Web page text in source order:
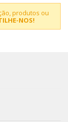
produtos ou
NOS!